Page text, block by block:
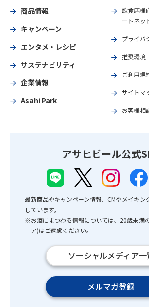
商品情報
キャンペーン
エンタメ・レシピ
サステナビリティ
企業情報
Asahi Park
飲食店様
ートネッ
プライバ
推奨環境
ご利用規
サイトマ
お客様相
アサヒビール公式
最新商品やキャンペーン情報、CMやメイキン
しています。
※お酒にまつわる情報については、20歳未満
ア)はご遠慮ください。
ソーシャルメディア一
メルマガ登録